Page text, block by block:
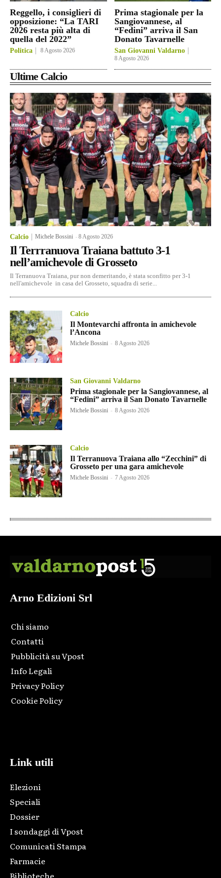
Reggello, i consiglieri di
opposizione: “La TARI
2026 resta più alta di
quella del 2022”
Politica 8 Agosto 2026
Prima stagionale per la
Sangiovannese, al
“Fedini” arriva il San
Donato Tavarnelle
San Giovanni Valdarno
8 Agosto 2026
Ultime Calcio
Calcio Michele Bossini -8 Agosto 2026
Il Terrranuova Traiana battuto 3-1
nell’amichevole di Grosseto
Il Terranuova Traiana, pur non demeritando, è stata sconfitto per 3-1
nell'amichevole in casa del Grosseto, squadra di serie...
Calcio
Il Montevarchi affronta in amichevole
l’Ancona
Michele Bossini - 8 Agosto 2026
San Giovanni Valdarno
Prima stagionale per la Sangiovannese, al
“Fedini” arriva il San Donato Tavarnelle
Michele Bossini - 8 Agosto 2026
Calcio
Il Terranuova Traiana allo “Zecchini” di
Grosseto per una gara amichevole
Michele Bossini - 7 Agosto 2026
Arno Edizioni Srl
Chi siamo
Contatti
Pubblicità su Vpost
Info Legali
Privacy Policy
Cookie Policy
Link utili
Elezioni
Speciali
Dossier
I sondaggi di Vpost
Comunicati Stampa
Farmacie
Biblioteche